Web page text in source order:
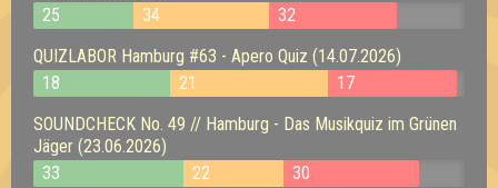
25
34
32
QUIZLABOR Hamburg #63 - Apero Quiz (14.07.2026)
18
21
17
SOUNDCHECK No. 49 // Hamburg - Das Musikquiz im Grünen
Jäger (23.06.2026)
33
22
30